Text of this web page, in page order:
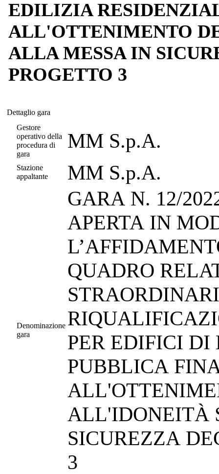
EDILIZIA
ALL'OTTENIMENTO
ALLA MESSA IN
PROGETTO 3
Dettaglio gara
Gestore
operativo della
procedura di
gara
MM S.p.A.
Stazione
appaltante
MM S.p.A.
Denominazione
gara
GARA N. 12/2022/GAL -
APERTA IN
QUADRO
PER EDIFICI
PUBBLICA
ALL'IDONEITÀ
SICUREZZA
3